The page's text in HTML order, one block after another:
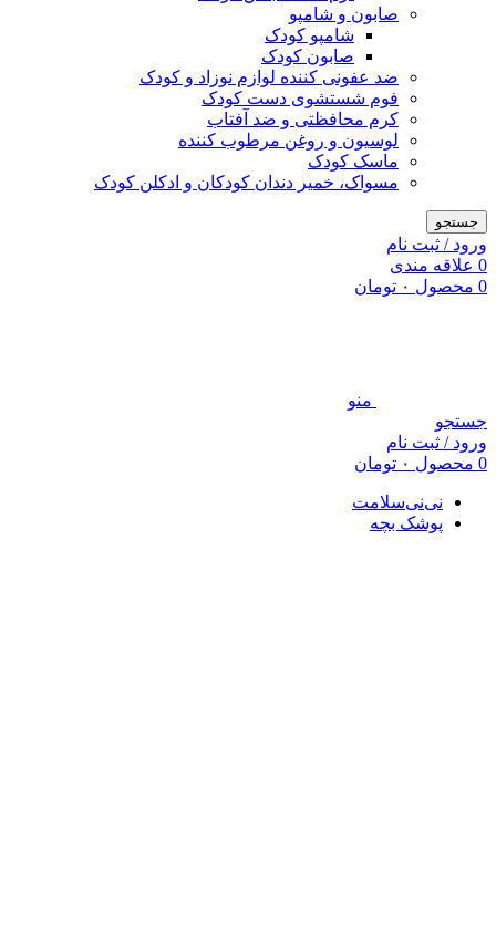
صابون و شامپو
شامپو کودک
صابون کودک
ضد عفونی کننده لوازم نوزاد و کودک
فوم شستشوی دست کودک
کرم محافظتی و ضد آفتاب
لوسیون و روغن مرطوب کننده
ماسک کودک
مسواک، خمیر دندان کودکان و ادکلن کودک
جستجو
ورود / ثبت نام
0 علاقه مندی
0 محصول ۰ تومان
منو
جستجو
ورود / ثبت نام
0 محصول ۰ تومان
نی‌نی‌سلامت
پوشک بچه